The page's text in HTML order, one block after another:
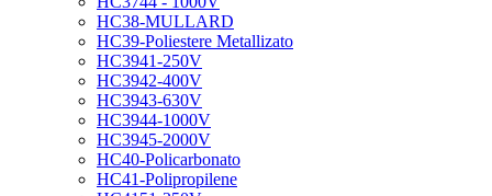
HC38-MULLARD
HC39-Poliestere Metallizato
HC3941-250V
HC3942-400V
HC3943-630V
HC3944-1000V
HC3945-2000V
HC40-Policarbonato
HC41-Polipropilene